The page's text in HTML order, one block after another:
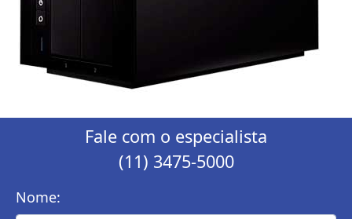
Fale com o especialista
(11) 3475-5000
Nome: